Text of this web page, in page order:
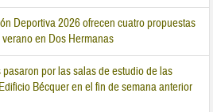
Deportiva 2026 ofrecen cuatro propuestas
en Dos Hermanas
por las salas de estudio de las
Bécquer en el fin de semana anterior